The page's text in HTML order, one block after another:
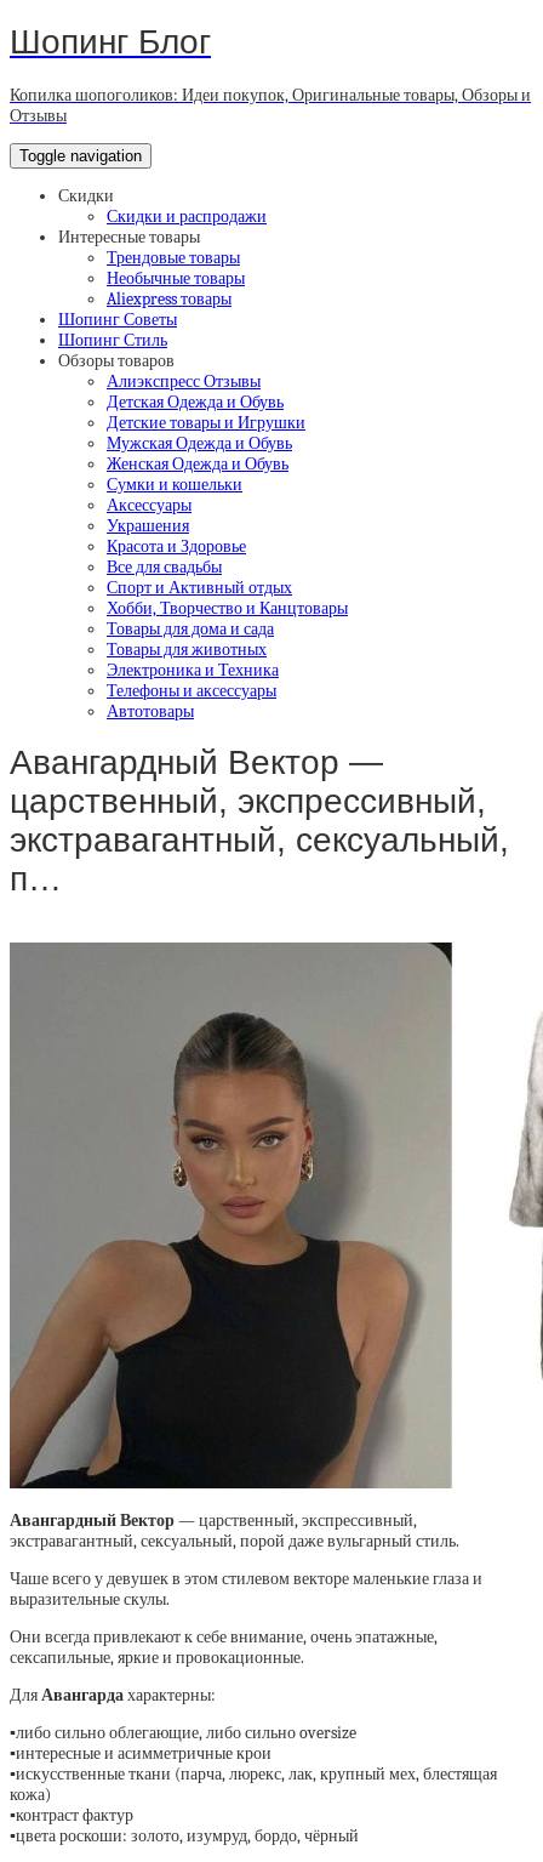
Шопинг Блог
Копилка шопоголиков: Идеи покупок, Оригинальные товары, Обзоры и
Отзывы
Toggle navigation
Скидки
Скидки и распродажи
Интересные товары
Трендовые товары
Необычные товары
Aliexpress товары
Шопинг Советы
Шопинг Стиль
Обзоры товаров
Алиэкспресс Отзывы
Детская Одежда и Обувь
Детские товары и Игрушки
Мужская Одежда и Обувь
Женская Одежда и Обувь
Сумки и кошельки
Аксессуары
Украшения
Красота и Здоровье
Все для свадьбы
Спорт и Активный отдых
Хобби, Творчество и Канцтовары
Товары для дома и сада
Товары для животных
Электроника и Техника
Телефоны и аксессуары
Автотовары
Авангардный Вектор —
царственный, экспрессивный,
экстравагантный, сексуальный,
п…
Авангардный Вектор— царственный, экспрессивный,
экстравагантный, сексуальный, порой даже вульгарный стиль.
Чаше всего у девушек в этом стилевом векторе маленькие глаза и
выразительные скулы.
Они всегда привлекают к себе внимание, очень эпатажные,
сексапильные, яркие и провокационные.
ДляАвангардахарактерны:
▪️либо сильно облегающие, либо сильно oversize
▪️интересные и асимметричные крои
▪️искусственные ткани (парча, люрекс, лак, крупный мех, блестящая
кожа)
▪️контраст фактур
▪️цвета роскоши: золото, изумруд, бордо, чёрный